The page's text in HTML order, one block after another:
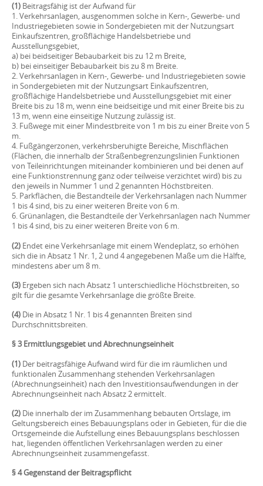
(1) Beitragsfähig ist der Aufwand für
1. Verkehrsanlagen, ausgenommen solche in Kern-, Gewerbe- und
Industriegebieten sowie in Sondergebieten mit der Nutzungsart
Einkaufszentren, großflächige Handelsbetriebe und
Ausstellungsgebiet,
a) bei beidseitiger Bebaubarkeit bis zu 12 m Breite,
b) bei einseitiger Bebaubarkeit bis zu 8 m Breite.
2. Verkehrsanlagen in Kern-, Gewerbe- und Industriegebieten sowie
in Sondergebieten mit der Nutzungsart Einkaufszentren,
großflächige Handelsbetriebe und Ausstellungsgebiet mit einer
Breite bis zu 18 m, wenn eine beidseitige und mit einer Breite bis zu
13 m, wenn eine einseitige Nutzung zulässig ist.
3. Fußwege mit einer Mindestbreite von 1 m bis zu einer Breite von 5
m.
4. Fußgängerzonen, verkehrsberuhigte Bereiche, Mischflächen
(Flächen, die innerhalb der Straßenbegrenzungslinien Funktionen
von Teileinrichtungen miteinander kombinieren und bei denen auf
eine Funktionstrennung ganz oder teilweise verzichtet wird) bis zu
den jeweils in Nummer 1 und 2 genannten Höchstbreiten.
5. Parkflächen, die Bestandteile der Verkehrsanlagen nach Nummer
1 bis 4 sind, bis zu einer weiteren Breite von 6 m.
6. Grünanlagen, die Bestandteile der Verkehrsanlagen nach Nummer
1 bis 4 sind, bis zu einer weiteren Breite von 6 m.
(2) Endet eine Verkehrsanlage mit einem Wendeplatz, so erhöhen
sich die in Absatz 1 Nr. 1, 2 und 4 angegebenen Maße um die Hälfte,
mindestens aber um 8 m.
(3) Ergeben sich nach Absatz 1 unterschiedliche Höchstbreiten, so
gilt für die gesamte Verkehrsanlage die größte Breite.
(4) Die in Absatz 1 Nr. 1 bis 4 genannten Breiten sind
Durchschnittsbreiten.
§ 3 Ermittlungsgebiet und Abrechnungseinheit
(1) Der beitragsfähige Aufwand wird für die im räumlichen und
funktionalen Zusammenhang stehenden Verkehrsanlagen
(Abrechnungseinheit) nach den Investitionsaufwendungen in der
Abrechnungseinheit nach Absatz 2 ermittelt.
(2) Die innerhalb der im Zusammenhang bebauten Ortslage, im
Geltungsbereich eines Bebauungsplans oder in Gebieten, für die die
Ortsgemeinde die Aufstellung eines Bebauungsplans beschlossen
hat, liegenden öffentlichen Verkehrsanlagen werden zu einer
Abrechnungseinheit zusammengefasst.
§ 4 Gegenstand der Beitragspflicht